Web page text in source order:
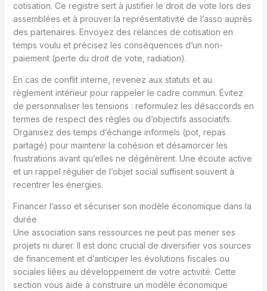
cotisation. Ce registre sert à justifier le droit de vote lors des
assemblées et à prouver la représentativité de l’asso auprès
des partenaires. Envoyez des relances de cotisation en
temps voulu et précisez les conséquences d’un non-
paiement (perte du droit de vote, radiation).
En cas de conflit interne, revenez aux statuts et au
règlement intérieur pour rappeler le cadre commun. Évitez
de personnaliser les tensions : reformulez les désaccords en
termes de respect des règles ou d’objectifs associatifs.
Organisez des temps d’échange informels (pot, repas
partagé) pour maintenir la cohésion et désamorcer les
frustrations avant qu’elles ne dégénèrent. Une écoute active
et un rappel régulier de l’objet social suffisent souvent à
recentrer les énergies.
Financer l’asso et sécuriser son modèle économique dans la
durée
Une association sans ressources ne peut pas mener ses
projets ni durer. Il est donc crucial de diversifier vos sources
de financement et d’anticiper les évolutions fiscales ou
sociales liées au développement de votre activité. Cette
section vous aide à construire un modèle économique